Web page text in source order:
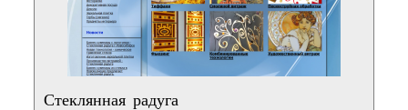
Стеклянная радуга